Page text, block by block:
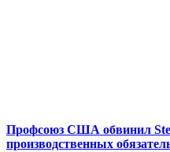
Профсоюз США обвинил
производственных